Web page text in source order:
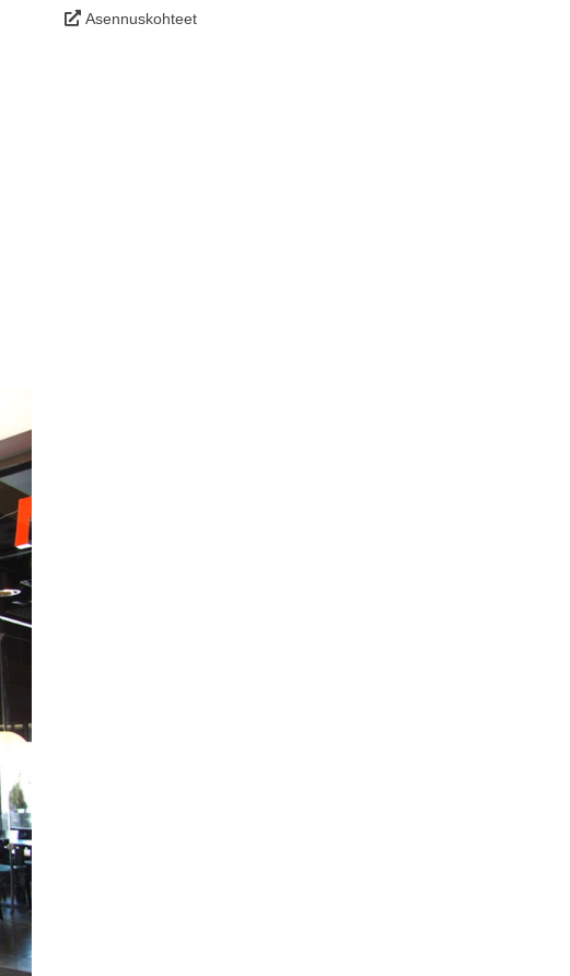
Asennuskohteet